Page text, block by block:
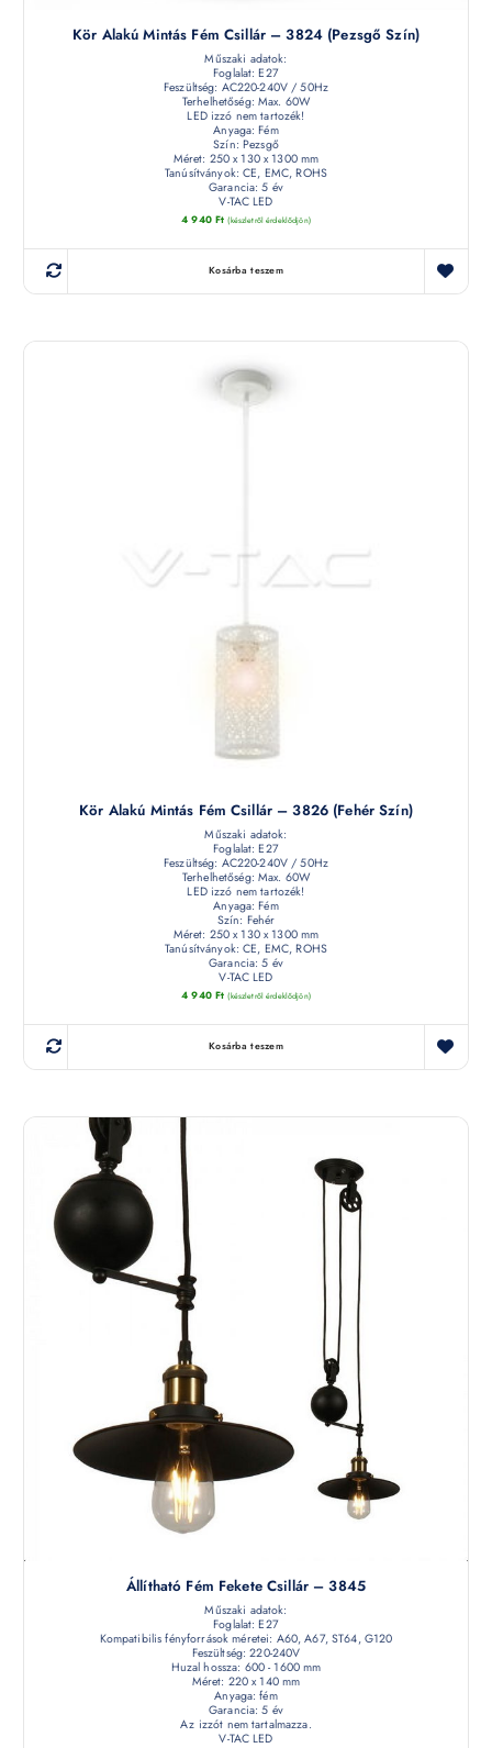
Kör Alakú Mintás Fém Csillár – 3824 (pezsgő Szín)
Műszaki adatok:
Foglalat: E27
Feszültség: AC220-240V / 50Hz
Terhelhetőség: Max. 60W
LED izzó nem tartozék!
Anyaga: Fém
Szín: Pezsgő
Méret: 250 x 130 x 1300 mm
Tanúsítványok: CE, EMC, ROHS
Garancia: 5 év
V-TAC LED
4 940 Ft (készletről érdeklődjön)
Kosárba teszem
Kör Alakú Mintás Fém Csillár – 3826 (fehér Szín)
Műszaki adatok:
Foglalat: E27
Feszültség: AC220-240V / 50Hz
Terhelhetőség: Max. 60W
LED izzó nem tartozék!
Anyaga: Fém
Szín: Fehér
Méret: 250 x 130 x 1300 mm
Tanúsítványok: CE, EMC, ROHS
Garancia: 5 év
V-TAC LED
4 940 Ft (készletről érdeklődjön)
Kosárba teszem
Állítható Fém Fekete Csillár – 3845
Műszaki adatok:
Foglalat: E27
Kompatibilis fényforrások méretei: A60, A67, ST64, G120
Feszültség: 220-240V
Huzal hossza: 600 - 1600 mm
Méret: 220 x 140 mm
Anyaga: fém
Garancia: 5 év
Az izzót nem tartalmazza.
V-TAC LED